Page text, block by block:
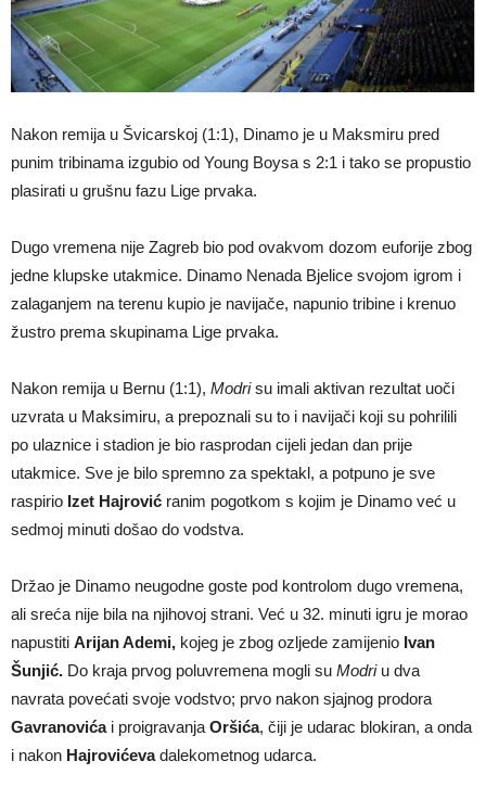
Nakon remija u Švicarskoj (1:1), Dinamo je u Maksmiru pred
punim tribinama izgubio od Young Boysa s 2:1 i tako se propustio
plasirati u grušnu fazu Lige prvaka.
Dugo vremena nije Zagreb bio pod ovakvom dozom euforije zbog
jedne klupske utakmice. Dinamo Nenada Bjelice svojom igrom i
zalaganjem na terenu kupio je navijače, napunio tribine i krenuo
žustro prema skupinama Lige prvaka.
Nakon remija u Bernu (1:1), Modrisu imali aktivan rezultat uoči
uzvrata u Maksimiru, a prepoznali su to i navijači koji su pohrilili
po ulaznice i stadion je bio rasprodan cijeli jedan dan prije
utakmice. Sve je bilo spremno za spektakl, a potpuno je sve
raspirio Izet Hajrović ranim pogotkom s kojim je Dinamo već u
sedmoj minuti došao do vodstva.
Držao je Dinamo neugodne goste pod kontrolom dugo vremena,
ali sreća nije bila na njihovoj strani. Već u 32. minuti igru je morao
napustiti Arijan Ademi, kojeg je zbog ozljede zamijenio Ivan
Šunjić. Do kraja prvog poluvremena mogli su Modriu dva
navrata povećati svoje vodstvo; prvo nakon sjajnog prodora
Gavranovićai proigravanja Oršića, čiji je udarac blokiran, a onda
i nakon Hajrovićevadalekometnog udarca.